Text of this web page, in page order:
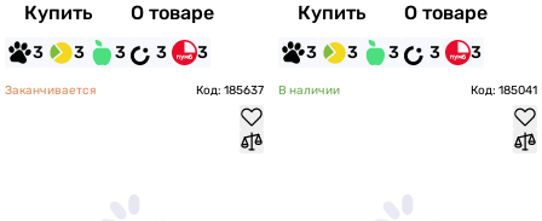
Купить О товаре
3 3 3 3 3
Купить О товаре
3 3 3 3 3
Заканчивается Код: 185637 В наличии Код: 185041